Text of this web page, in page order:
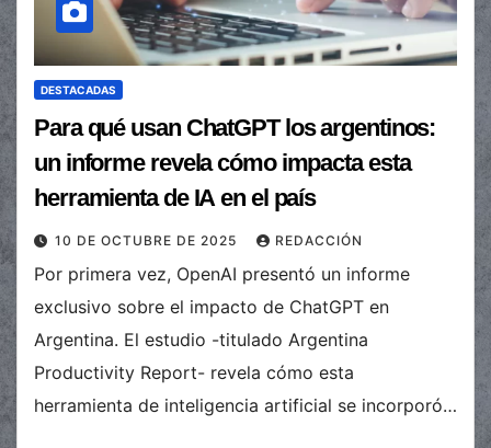
DESTACADAS
Para qué usan ChatGPT los argentinos:
un informe revela cómo impacta esta
herramienta de IA en el país
10 DE OCTUBRE DE 2025 REDACCIÓN
Por primera vez, OpenAI presentó un informe
exclusivo sobre el impacto de ChatGPT en
Argentina. El estudio -titulado Argentina
Productivity Report- revela cómo esta
herramienta de inteligencia artificial se incorporó…